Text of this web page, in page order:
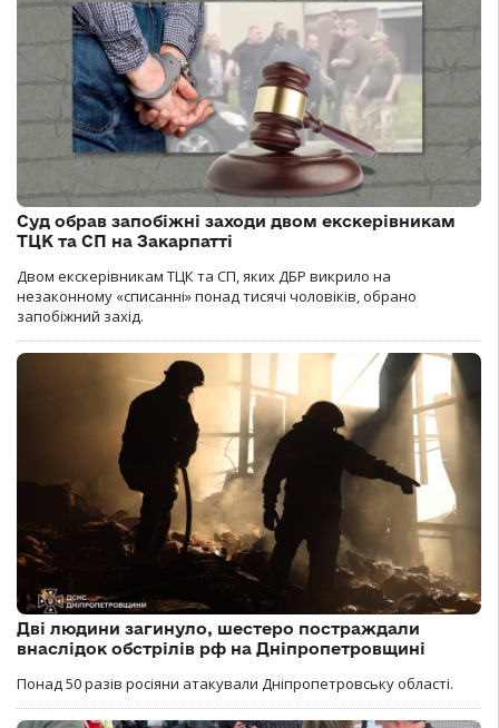
Суд обрав запобіжні заходи двом екскерівникам
ТЦК та СП на Закарпатті
Двом екскерівникам ТЦК та СП, яких ДБР викрило на
незаконному «списанні» понад тисячі чоловіків, обрано
запобіжний захід.
Дві людини загинуло, шестеро постраждали
внаслідок обстрілів рф на Дніпропетровщині
Понад 50 разів росіяни атакували Дніпропетровську області.